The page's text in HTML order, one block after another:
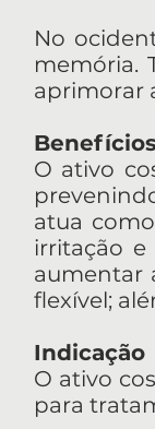
No
memória.
aprimorar
Benefícios
O ativo
atua
irritação
aumentar
flexível;
Indicação
O ativo
para